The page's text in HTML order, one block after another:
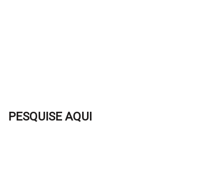
PESQUISE AQUI